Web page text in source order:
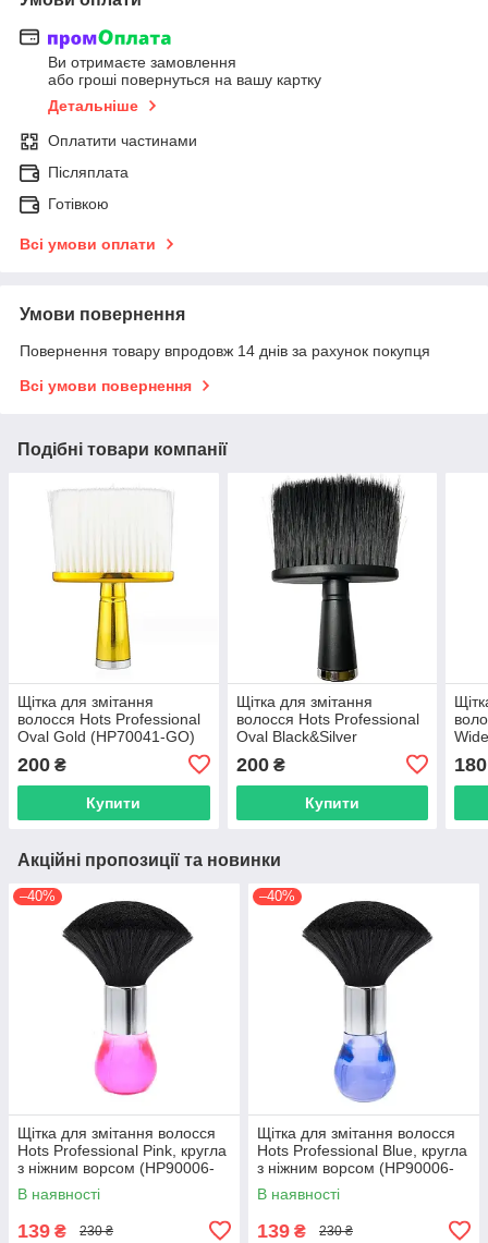
Ви отримаєте замовлення
або гроші повернуться на вашу картку
Детальніше
Оплатити частинами
Післяплата
Готівкою
Всі умови оплати
Умови повернення
Повернення товару впродовж 14 днів за рахунок покупця
Всі умови повернення
Подібні товари компанії
Щітка для змітання
волосся Hots Professional
Oval Gold (HP70041-GO)
200 ₴
Купити
Щітка для змітання
волосся Hots Professional
Oval Black&Silver
200₴
Купити
180
Акційні пропозиції та новинки
–40%
Щітка для змітання волосся
Hots Professional Pink, кругла
з ніжним ворсом (HP90006-
Pink)
В наявності
139 ₴ 230 ₴
–40%
Щітка для змітання волосся
Hots Professional Blue, кругла
з ніжним ворсом (HP90006-
Blue)
В наявності
139 ₴ 230 ₴